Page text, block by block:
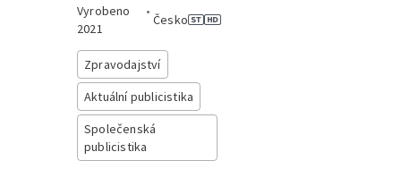
Vyrobeno
2021
•
Česko
Zpravodajství
Aktuální publicistika
Společenská
publicistika